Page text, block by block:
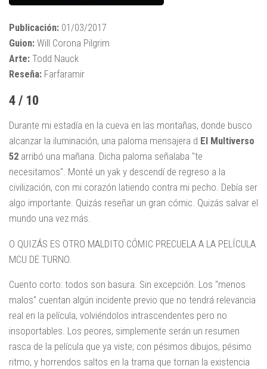
Publicación: 01/03/2017
Guion: Will Corona Pilgrim
Arte: Todd Nauck
Reseña: Farfaramir
4 / 10
Durante mi estadía en la cueva en las montañas, donde busco
alcanzar la iluminación, una paloma mensajera d El Multiverso
52 arribó una mañana. Dicha paloma señalaba "te
necesitamos". Monté un yak y descendí de regreso a la
civilización, con mi corazón latiendo contra mi pecho. Debía ser
algo importante. Quizás reseñar un gran cómic. Quizás salvar el
mundo una vez más.
O QUIZÁS ES OTRO MALDITO CÓMIC PRECUELA A LA PELÍCULA
MCU DE TURNO.
Cuento corto: todos son basura. Sin excepción. Los "menos
malos" cuentan algún incidente previo que no tendrá relevancia
real en la película, volviéndolos intrascendentes pero no
insoportables. Los peores, simplemente serán un resumen
rasca de la película que ya viste; con pésimos dibujos, pésimo
ritmo, y horrendos saltos en la trama que tornan la existencia